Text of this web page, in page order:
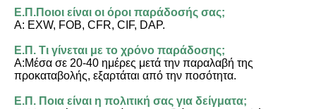
Ε.Π.Ποιοι είναι οι όροι παράδοσής σας;
Α: EXW, FOB, CFR, CIF, DAP.
Ε.Π. Τι γίνεται με το χρόνο παράδοσης;
Α:Μέσα σε 20-40 ημέρες μετά την παραλαβή της
προκαταβολής, εξαρτάται από την ποσότητα.
Ε.Π. Ποια είναι η πολιτική σας για δείγματα;